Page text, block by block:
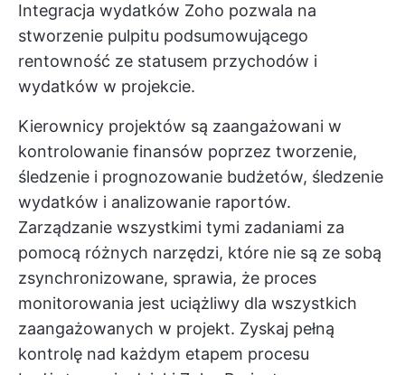
Integracja wydatków Zoho pozwala na
stworzenie pulpitu podsumowującego
rentowność ze statusem przychodów i
wydatków w projekcie.
Kierownicy projektów są zaangażowani w
kontrolowanie finansów poprzez tworzenie,
śledzenie i prognozowanie budżetów, śledzenie
wydatków i analizowanie raportów.
Zarządzanie wszystkimi tymi zadaniami za
pomocą różnych narzędzi, które nie są ze sobą
zsynchronizowane, sprawia, że proces
monitorowania jest uciążliwy dla wszystkich
zaangażowanych w projekt. Zyskaj pełną
kontrolę nad każdym etapem procesu